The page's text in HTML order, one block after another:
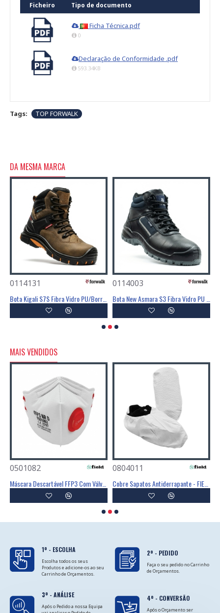
Ficheiro Tipo de documento
Ficha Técnica.pdf
0
Declaração de Conformidade .pdf
593.34KB
Tags: TOP FORWALK
DA MESMA MARCA
0114131 0114003
MAIS VENDIDOS
0501082 0804011
1º - ESCOLHA
Escolha todos os seus
Produtos e adicione-os ao seu
Carrinho de Orçamentos.
2º - PEDIDO
Faça o seu pedido no Carrinho
de Orçamentos.
3º - ANÁLISE
Após o Pedido a nossa Equipa
4º - CONVERSÃO
Após o Orçamento ser